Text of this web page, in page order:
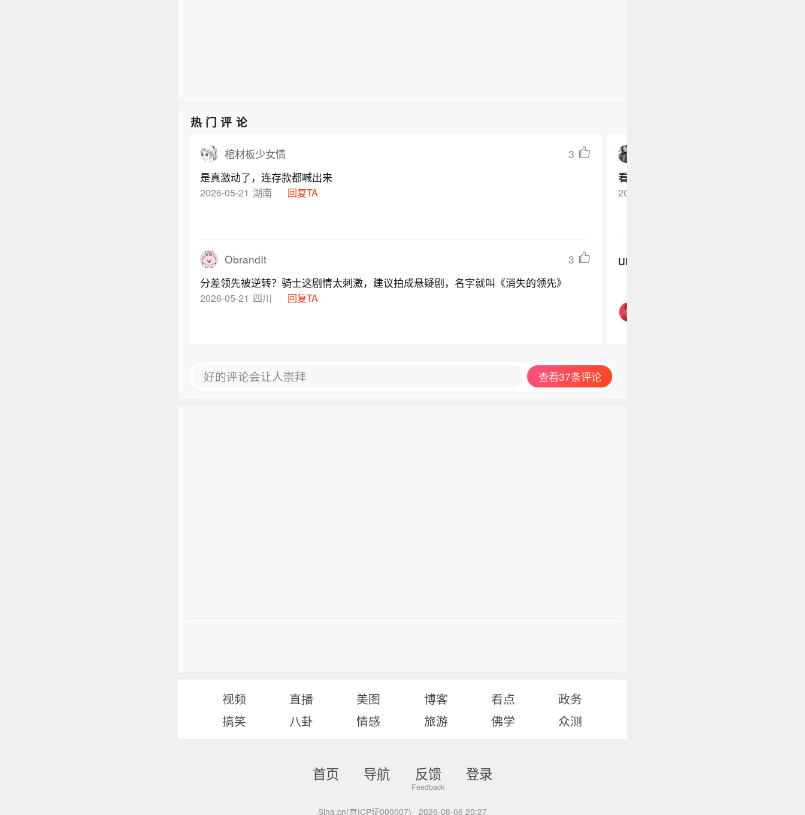
热门评论
棺材板少女情
3
是真激动了，连存款都喊出来
2026-05-21 湖南 回复TA
ObrandIt
3
分差领先被逆转？骑士这剧情太刺激，建议拍成悬疑剧，名字就叫《消失的领先》
2026-05-21 四川 回复TA
看来要是这场再输掉，教练被解雇的可能
2026-05-21
undefined
好的评论会让人崇拜 查看37条评论
视频 直播 美图 博客 看点
政务
搞笑
八卦 情感 旅游 佛学 众测
首页 导航 反馈 登录
Sina.cn(京ICP证000007) 2026-08-06 20:27